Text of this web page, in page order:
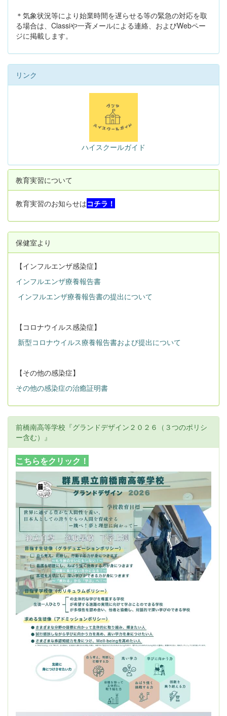
＊気象状況等により始業時間を遅らせる等の緊急の対応を取
る場合は、Classiや一斉メールによる連絡、およびWebペー
ジに掲載します。
リンク
ハイスクールガイド
教育実習について
教育実習のお知らせはコチラ！
保健室より
【インフルエンザ感染症】
インフルエンザ療養報告書
インフルエンザ療養報告書の提出について
【コロナウイルス感染症】
新型コロナウイルス療養報告書および提出について
【その他の感染症】
その他の感染症の治癒証明書
前橋南高等学校『グランドデザイン２０２６（３つのポリシ
ー含む）』
こちらをクリック！